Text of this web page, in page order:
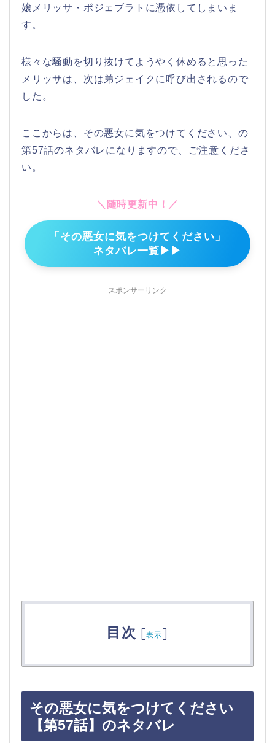
嬢メリッサ・ポジェブラトに憑依してしまいま
す。
様々な騒動を切り抜けてようやく休めると思った
メリッサは、次は弟ジェイクに呼び出されるので
した。
ここからは、その悪女に気をつけてください、の
第57話のネタバレになりますので、ご注意くださ
い。
＼随時更新中！／
「その悪女に気をつけてください」
ネタバレ一覧▶▶
スポンサーリンク
目次 [表示]
その悪女に気をつけてください
【第57話】のネタバレ